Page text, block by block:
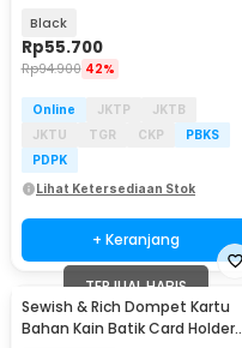
Black
Rp55.700
Rp94.900 42%
Online JKTP
JKTB
JKTU
TGR CKP
PBKS
PDPK
Lihat Ketersediaan Stok
+ Keranjang
TERJUAL HABIS
Sewish & Rich Dompet Kartu
Bahan Kain Batik Card Holder